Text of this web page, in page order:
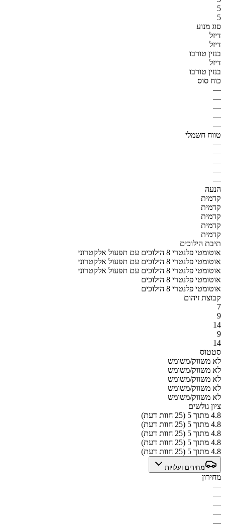
5
5
סוג מנוע
דיזל
דיזל
בנזין טורבו
דיזל
בנזין טורבו
כוח סוס
—
—
—
—
—
טווח חשמלי
—
—
—
—
—
הנעה
קדמית
קדמית
קדמית
קדמית
קדמית
תיבת הילוכים
אוטומטי פלנטרי 8 הילוכים עם תפעול אלקטרוני
אוטומטי פלנטרי 8 הילוכים עם תפעול אלקטרוני
אוטומטי פלנטרי 8 הילוכים עם תפעול אלקטרוני
אוטומטי פלנטרי 8 הילוכים
אוטומטי פלנטרי 8 הילוכים
קבוצת זיהום
7
9
14
9
14
סטטוס
לא משווק/משומש
לא משווק/משומש
לא משווק/משומש
לא משווק/משומש
לא משווק/משומש
ציון גולשים
4.8 מתוך 5 (25 חוות דעת)
4.8 מתוך 5 (25 חוות דעת)
4.8 מתוך 5 (25 חוות דעת)
4.8 מתוך 5 (25 חוות דעת)
4.8 מתוך 5 (25 חוות דעת)
מחירים ועלויות
מחירון
—
—
—
—
—